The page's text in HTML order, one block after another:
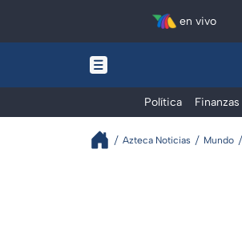
en vivo
Política Finanzas
Azteca Noticias Mundo